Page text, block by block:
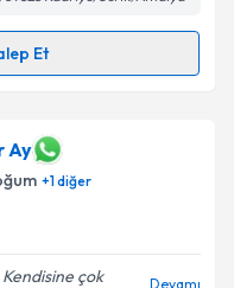
ilişkin
verilerimin belirtilen
Gönder
Et
takvimi talebi
almanız için bir
ile bilgilendireceğiz.
Ay
+1diğer
çok
Devamı